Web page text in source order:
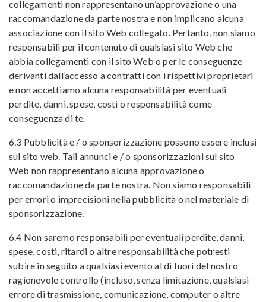
collegamenti non rappresentano un’approvazione o una
raccomandazione da parte nostra e non implicano alcuna
associazione con il sito Web collegato. Pertanto, non siamo
responsabili per il contenuto di qualsiasi sito Web che
abbia collegamenti con il sito Web o per le conseguenze
derivanti dall’accesso a contratti con i rispettivi proprietari
e non accettiamo alcuna responsabilità per eventuali
perdite, danni, spese, costi o responsabilità come
conseguenza di te.
6.3 Pubblicità e / o sponsorizzazione possono essere inclusi
sul sito web. Tali annunci e / o sponsorizzazioni sul sito
Web non rappresentano alcuna approvazione o
raccomandazione da parte nostra. Non siamo responsabili
per errori o imprecisioni nella pubblicità o nel materiale di
sponsorizzazione.
6.4 Non saremo responsabili per eventuali perdite, danni,
spese, costi, ritardi o altre responsabilità che potresti
subire in seguito a qualsiasi evento al di fuori del nostro
ragionevole controllo (incluso, senza limitazione, qualsiasi
errore di trasmissione, comunicazione, computer o altre